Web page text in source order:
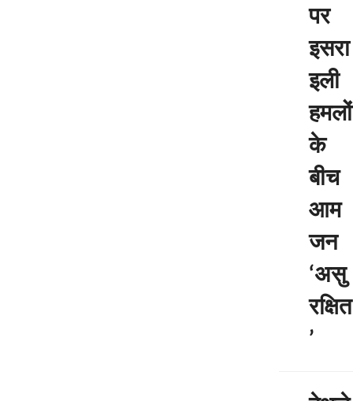
पर
इसरा
इली
हमलों
के
बीच
आम
जन
‘असु
रक्षित
’